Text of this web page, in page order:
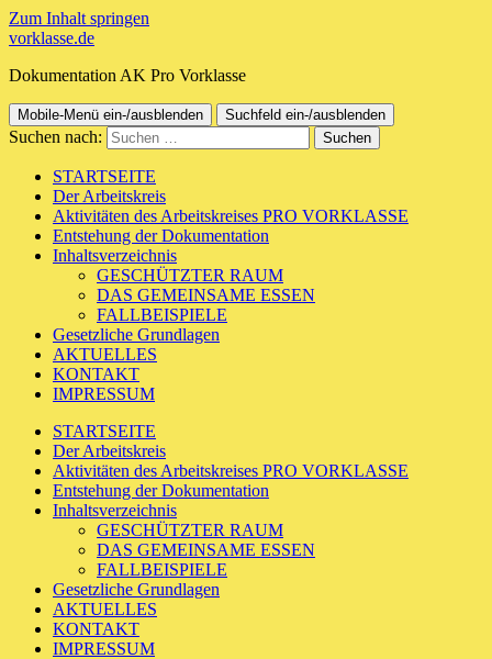
Zum Inhalt springen
vorklasse.de
Dokumentation AK Pro Vorklasse
Mobile-Menü ein-/ausblenden Suchfeld ein-/ausblenden
Suchen nach:
STARTSEITE
Der Arbeitskreis
Aktivitäten des Arbeitskreises PRO VORKLASSE
Entstehung der Dokumentation
Inhaltsverzeichnis
GESCHÜTZTER RAUM
DAS GEMEINSAME ESSEN
FALLBEISPIELE
Gesetzliche Grundlagen
AKTUELLES
KONTAKT
IMPRESSUM
STARTSEITE
Der Arbeitskreis
Aktivitäten des Arbeitskreises PRO VORKLASSE
Entstehung der Dokumentation
Inhaltsverzeichnis
GESCHÜTZTER RAUM
DAS GEMEINSAME ESSEN
FALLBEISPIELE
Gesetzliche Grundlagen
AKTUELLES
KONTAKT
IMPRESSUM